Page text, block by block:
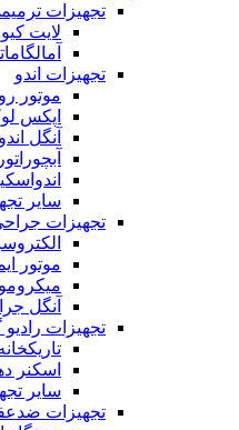
تجهیزات
لایت
تجهیزات اندو
موتور
اپکس
آنگل اندو
آبچوراتور
سایر
تجهیزات
موتور
آنگل
تجهیزات
اسکنر
سایر
تجهیزات